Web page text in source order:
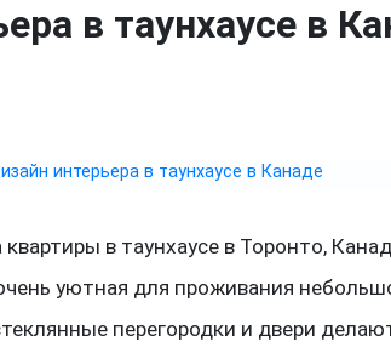
в таунхаусе в
в таунхаусе в Торонто,
уютная для проживания
перегородки и двери